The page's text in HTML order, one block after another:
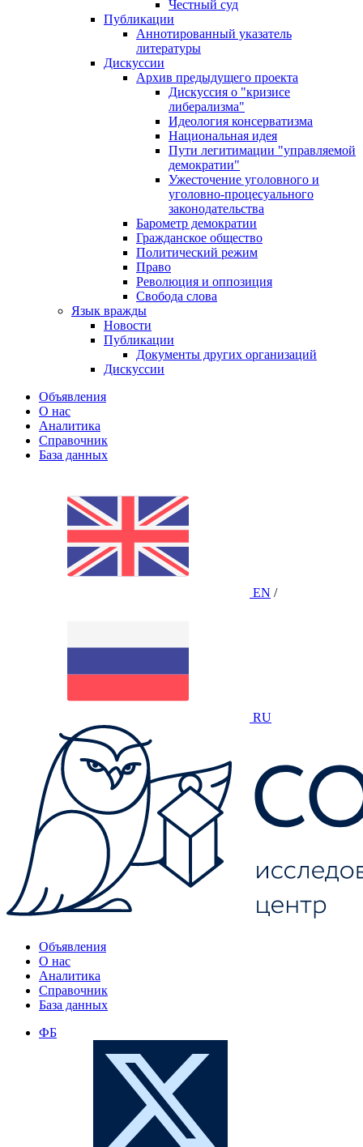
Честный суд
Публикации
Аннотированный указатель
литературы
Дискуссии
Архив предыдущего проекта
Дискуссия о "кризисе
либерализма"
Идеология консерватизма
Национальная идея
Пути легитимации "управляемой
демократии"
Ужесточение уголовного и
уголовно-процесуального
законодательства
Барометр демократии
Гражданское общество
Политический режим
Право
Революция и оппозиция
Свобода слова
Язык вражды
Новости
Публикации
Документы других организаций
Дискуссии
Объявления
О нас
Аналитика
Справочник
База данных
EN /
RU
Объявления
О нас
Аналитика
Справочник
База данных
ФБ